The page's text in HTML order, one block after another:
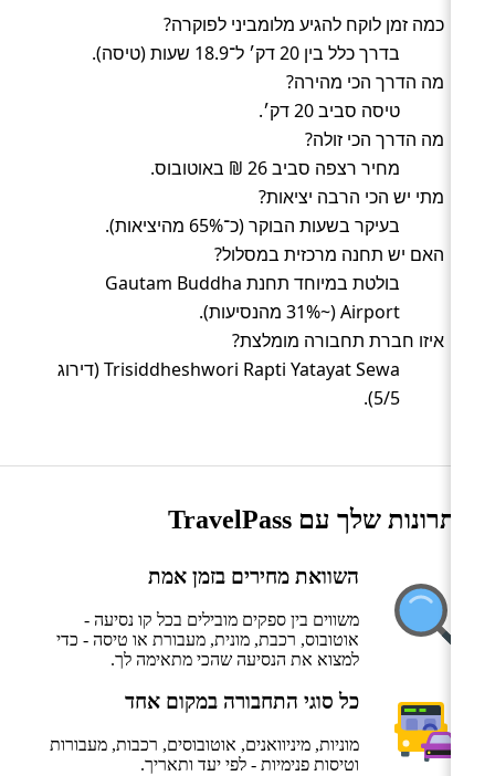
כמה זמן לוקח להגיע מלומביני לפוקרה?
בדרך כלל בין 20 דק׳ ל־18.9 שעות (טיסה).
מה הדרך הכי מהירה?
טיסה סביב 20 דק׳.
מה הדרך הכי זולה?
מחיר רצפה סביב 26 ₪ באוטובוס.
מתי יש הכי הרבה יציאות?
בעיקר בשעות הבוקר (כ־65% מהיציאות).
האם יש תחנה מרכזית במסלול?
בולטת במיוחד תחנת Gautam Buddha
Airport (~31% מהנסיעות).
איזו חברת תחבורה מומלצת?
Trisiddheshwori Rapti Yatayat Sewa (דירוג
5/5).
היתרונות שלך עם TravelPass
השוואת מחירים בזמן אמת
משווים בין ספקים מובילים בכל קו נסיעה -
אוטובוס, רכבת, מונית, מעבורת או טיסה - כדי
למצוא את הנסיעה שהכי מתאימה לך.
כל סוגי התחבורה במקום אחד
מוניות, מיניוואנים, אוטובוסים, רכבות, מעבורות
וטיסות פנימיות - לפי יעד ותאריך.